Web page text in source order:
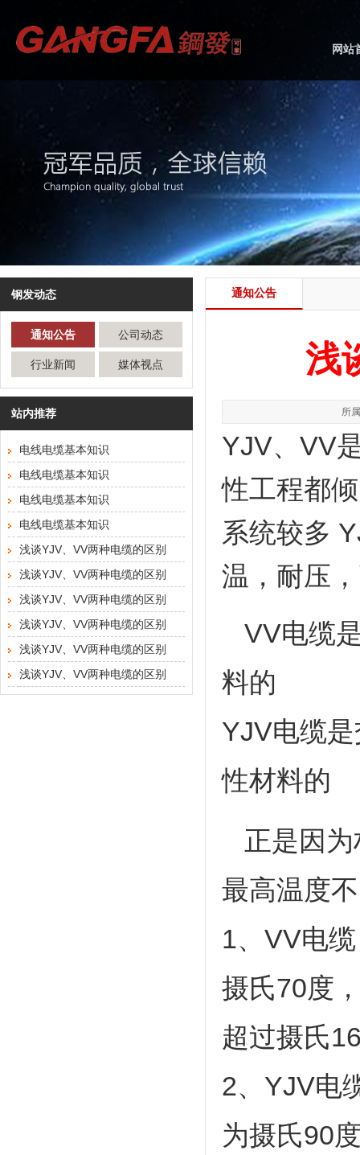
网站
钢发动态
通知公告 公司动态
行业新闻 媒体视点
站内推荐
电线电缆基本知识
电线电缆基本知识
电线电缆基本知识
电线电缆基本知识
浅谈YJV、VV两种电缆的区别
浅谈YJV、VV两种电缆的区别
浅谈YJV、VV两种电缆的区别
浅谈YJV、VV两种电缆的区别
浅谈YJV、VV两种电缆的区别
浅谈YJV、VV两种电缆的区别
通知公告
浅
所
YJV、VV
性工程都
系统较多
温，耐压
VV电缆
料的
YJV电缆
性材料的
正是因
最高温度
1、VV电
摄氏70度
超过摄氏
2、YJV电
为摄氏90